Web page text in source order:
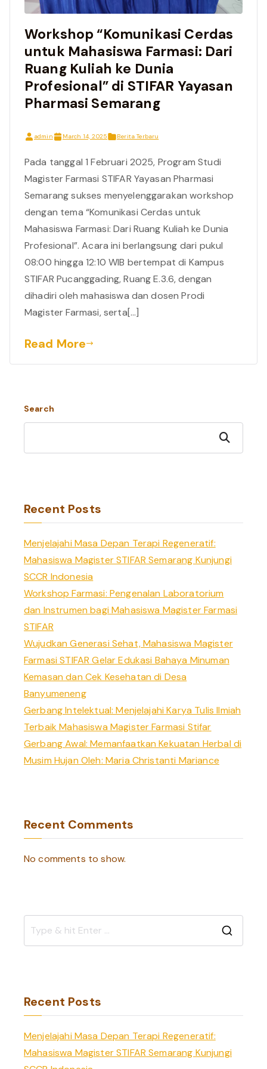
Workshop “Komunikasi Cerdas
untuk Mahasiswa Farmasi: Dari
Ruang Kuliah ke Dunia
Profesional” di STIFAR Yayasan
Pharmasi Semarang
admin March 14, 2025 Berita Terbaru
Pada tanggal 1 Februari 2025, Program Studi
Magister Farmasi STIFAR Yayasan Pharmasi
Semarang sukses menyelenggarakan workshop
dengan tema “Komunikasi Cerdas untuk
Mahasiswa Farmasi: Dari Ruang Kuliah ke Dunia
Profesional”. Acara ini berlangsung dari pukul
08:00 hingga 12:10 WIB bertempat di Kampus
STIFAR Pucanggading, Ruang E.3.6, dengan
dihadiri oleh mahasiswa dan dosen Prodi
Magister Farmasi, serta[…]
Read More
Search
Search
Recent Posts
Menjelajahi Masa Depan Terapi Regeneratif:
Mahasiswa Magister STIFAR Semarang Kunjungi
SCCR Indonesia
Workshop Farmasi: Pengenalan Laboratorium
dan Instrumen bagi Mahasiswa Magister Farmasi
STIFAR
Wujudkan Generasi Sehat, Mahasiswa Magister
Farmasi STIFAR Gelar Edukasi Bahaya Minuman
Kemasan dan Cek Kesehatan di Desa
Banyumeneng
Gerbang Intelektual: Menjelajahi Karya Tulis Ilmiah
Terbaik Mahasiswa Magister Farmasi Stifar
Gerbang Awal: Memanfaatkan Kekuatan Herbal di
Musim Hujan Oleh: Maria Christanti Mariance
Recent Comments
No comments to show.
Recent Posts
Menjelajahi Masa Depan Terapi Regeneratif:
Mahasiswa Magister STIFAR Semarang Kunjungi